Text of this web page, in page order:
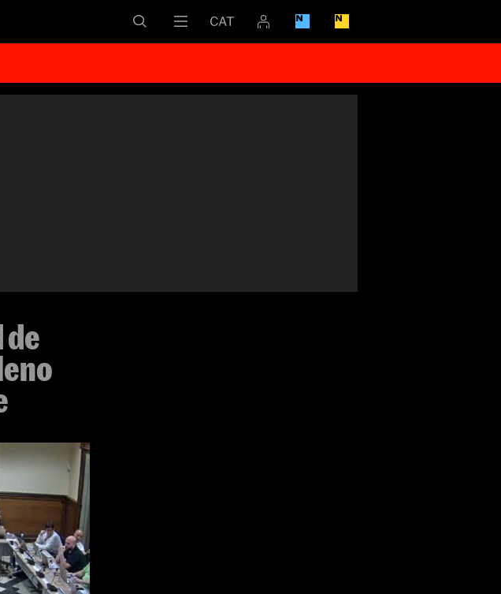
de